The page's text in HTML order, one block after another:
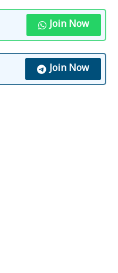
Join Now
Join Now